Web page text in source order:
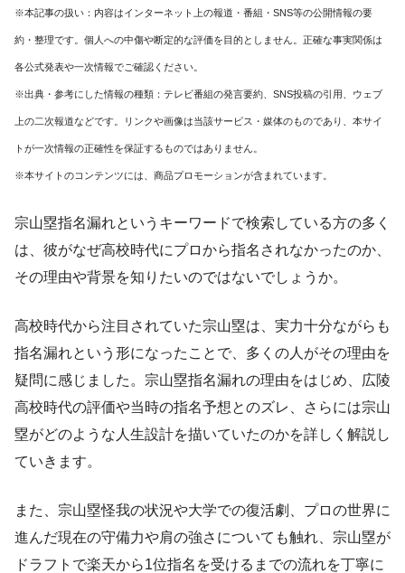
※本記事の扱い：内容はインターネット上の報道・番組・SNS等の公開情報の要
約・整理です。個人への中傷や断定的な評価を目的としません。正確な事実関係は
各公式発表や一次情報でご確認ください。
※出典・参考にした情報の種類：テレビ番組の発言要約、SNS投稿の引用、ウェブ
上の二次報道などです。リンクや画像は当該サービス・媒体のものであり、本サイ
トが一次情報の正確性を保証するものではありません。
※本サイトのコンテンツには、商品プロモーションが含まれています。
宗山塁指名漏れというキーワードで検索している方の多く
は、彼がなぜ高校時代にプロから指名されなかったのか、
その理由や背景を知りたいのではないでしょうか。
高校時代から注目されていた宗山塁は、実力十分ながらも
指名漏れという形になったことで、多くの人がその理由を
疑問に感じました。宗山塁指名漏れの理由をはじめ、広陵
高校時代の評価や当時の指名予想とのズレ、さらには宗山
塁がどのような人生設計を描いていたのかを詳しく解説し
ていきます。
また、宗山塁怪我の状況や大学での復活劇、プロの世界に
進んだ現在の守備力や肩の強さについても触れ、宗山塁が
ドラフトで楽天から1位指名を受けるまでの流れを丁寧に